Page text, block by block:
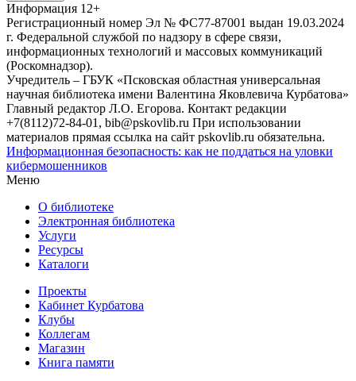
Информация 12+
Регистрационный номер Эл № ФС77-87001 выдан 19.03.2024
г. Федеральной службой по надзору в сфере связи,
информационных технологий и массовых коммуникаций
(Роскомнадзор).
Учредитель – ГБУК «Псковская областная универсальная
научная библиотека имени Валентина Яковлевича Курбатова»
Главный редактор Л.О. Егорова. Контакт редакции
+7(8112)72-84-01, bib@pskovlib.ru При использовании
материалов прямая ссылка на сайт pskovlib.ru обязательна.
Информационная безопасность: как не поддаться на уловки
кибермошенников
Меню
О библиотеке
Электронная библиотека
Услуги
Ресурсы
Каталоги
Проекты
Кабинет Курбатова
Клубы
Коллегам
Магазин
Книга памяти